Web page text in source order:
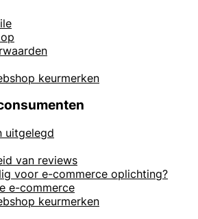
keurmerken
uitgelegd
van reviews
voor e-commerce oplichting?
e-commerce
keurmerken